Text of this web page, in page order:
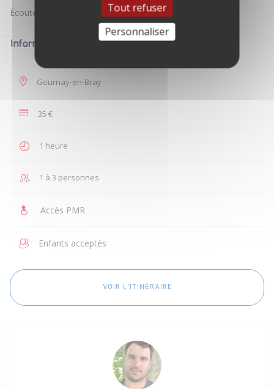
Informations
Gournay-en-Bray
35 €
1 heure
1 à 3 personnes
Accès PMR
Enfants acceptés
VOIR L'ITINÉRAIRE
Tout refuser
Personnaliser